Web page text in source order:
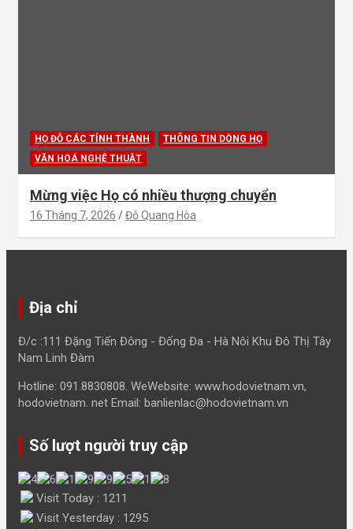
HỌ ĐỖ CÁC TỈNH THÀNH
THÔNG TIN DÒNG HỌ
VĂN HOÁ NGHỆ THUẬT
Mừng việc Họ có nhiều thượng chuyển
16 Tháng 7, 2026 Đỗ Quang Hòa
Địa chỉ
Đ/c :111 Đặng Tiến Đông - Đống Đa - Hà Nôi Khu Đô Thị Tây
Nam Linh Đàm
Hotline: 091.8830808. WeWebsite: www.hodovietnam.vn,
hodovietnam. net Email: banlienlac@hodovietnam.vn
Số lượt người truy cập
Visit Today : 1211
Visit Yesterday : 1295